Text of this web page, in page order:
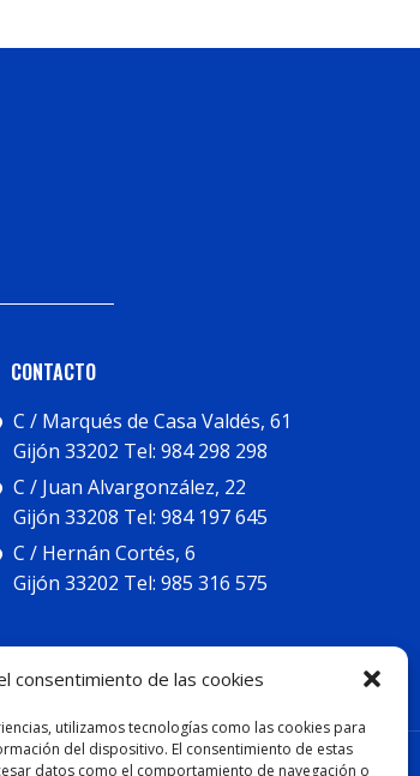
consentimiento de las cookies
utilizamos tecnologías como las cookies para
del dispositivo. El consentimiento de estas
datos como el comportamiento de navegación o
CONTACTO
C / Marqués de Casa Valdés, 61
Gijón 33202 Tel: 984 298 298
C / Juan Alvargonzález, 22
Gijón 33208 Tel: 984 197 645
C / Hernán Cortés, 6
Gijón 33202 Tel: 985 316 575